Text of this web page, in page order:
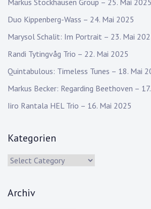
Markus Stockhausen Group – 25. Mai 2025
Duo Kippenberg-Wass – 24. Mai 2025
Marysol Schalit: Im Portrait – 23. Mai
Randi Tytingvåg Trio – 22. Mai 2025
Quintabulous: Timeless Tunes – 18. Mai
Markus Becker: Regarding Beethoven –
Iiro Rantala HEL Trio – 16. Mai 2025
Kategorien
Kategorien
Archiv